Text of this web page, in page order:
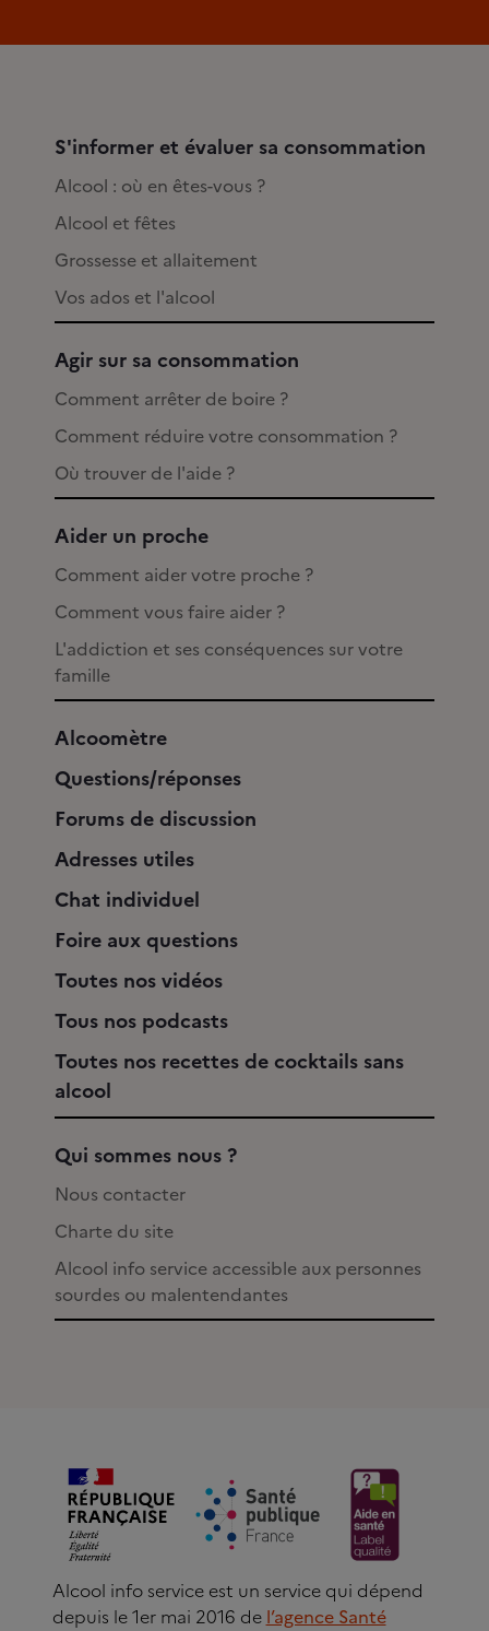
S'informer et évaluer sa consommation
Alcool : où en êtes-vous ?
Alcool et fêtes
Grossesse et allaitement
Vos ados et l'alcool
Agir sur sa consommation
Comment arrêter de boire ?
Comment réduire votre consommation ?
Où trouver de l'aide ?
Aider un proche
Comment aider votre proche ?
Comment vous faire aider ?
L'addiction et ses conséquences sur votre
famille
Alcoomètre
Questions/réponses
Forums de discussion
Adresses utiles
Chat individuel
Foire aux questions
Toutes nos vidéos
Tous nos podcasts
Toutes nos recettes de cocktails sans
alcool
Qui sommes nous ?
Nous contacter
Charte du site
Alcool info service accessible aux personnes
sourdes ou malentendantes
Alcool info service est un service qui dépend
depuis le 1er mai 2016 de l’agence Santé